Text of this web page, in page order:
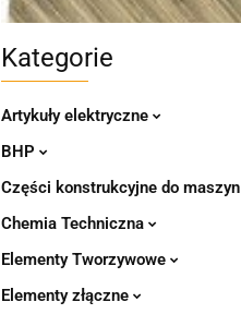
Kategorie
Artykuły elektryczne
BHP
Części konstrukcyjne do maszyn
Chemia Techniczna
Elementy Tworzywowe
Elementy złączne